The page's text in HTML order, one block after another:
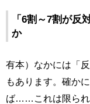
「6割～7割が反
か
有本）なかには「
もあります。確か
ば……これは限られ